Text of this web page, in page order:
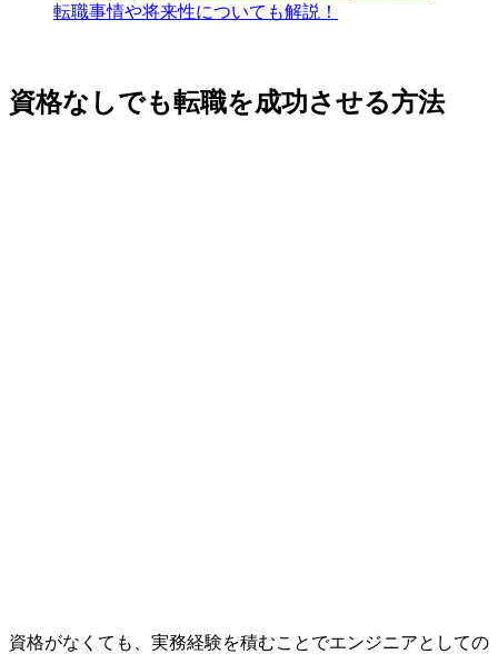
転職事情や将来性についても解説！
資格なしでも転職を成功させる方法
資格がなくても、実務経験を積むことでエンジニアとしての